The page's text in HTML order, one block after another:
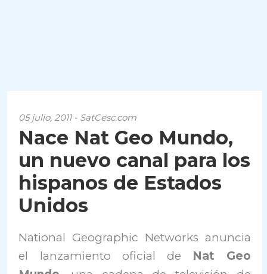
05 julio, 2011 - SatCesc.com
Nace Nat Geo Mundo,
un nuevo canal para los
hispanos de Estados
Unidos
National Geographic Networks anuncia
el lanzamiento oficial de Nat Geo